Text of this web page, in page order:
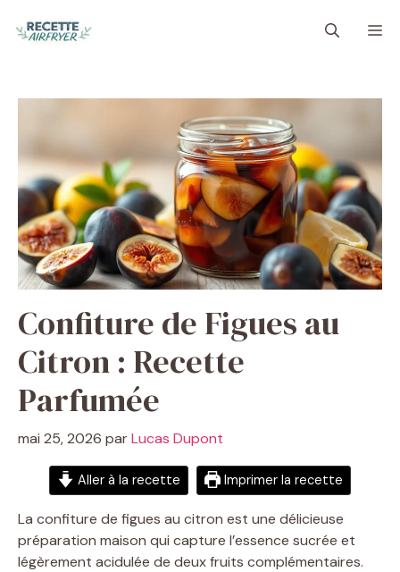
Confiture de Figues au
Citron : Recette
Parfumée
mai 25, 2026 parLucas Dupont
Aller à la recette Imprimer la recette
La confiture de figues au citron est une délicieuse
préparation maison qui capture l’essence sucrée et
légèrement acidulée de deux fruits complémentaires.